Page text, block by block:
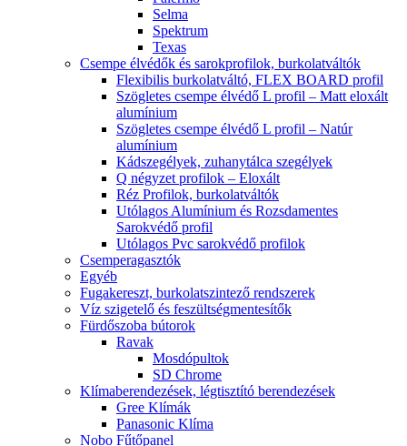
Selma
Spektrum
Texas
Csempe élvédők és sarokprofilok, burkolatváltók
Flexibilis burkolatváltó, FLEX BOARD profil
Szögletes csempe élvédő L profil – Matt eloxált
alumínium
Szögletes csempe élvédő L profil – Natúr
alumínium
Kádszegélyek, zuhanytálca szegélyek
Q négyzet profilok – Eloxált
Réz Profilok, burkolatváltók
Utólagos Alumínium és Rozsdamentes
Sarokvédő profil
Utólagos Pvc sarokvédő profilok
Csemperagasztók
Egyéb
Fugakereszt, burkolatszintező rendszerek
Víz szigetelő és feszültségmentesítők
Fürdőszoba bútorok
Ravak
Mosdópultok
SD Chrome
Klímaberendezések, légtisztító berendezések
Gree Klímák
Panasonic Klíma
Nobo Fűtőpanel